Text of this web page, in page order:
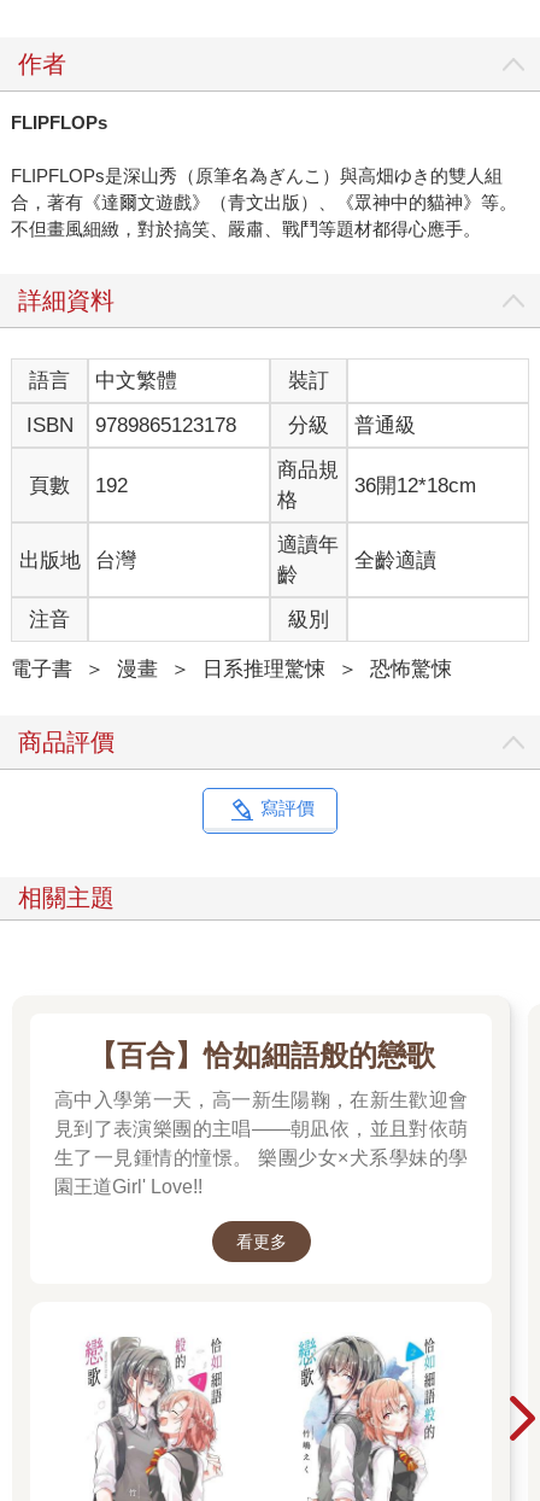
作者
FLIPFLOPs
FLIPFLOPs是深山秀（原筆名為ぎんこ）與高畑ゆき的雙人組
合，著有《達爾文遊戲》（青文出版）、《眾神中的貓神》等。
不但畫風細緻，對於搞笑、嚴肅、戰鬥等題材都得心應手。
詳細資料
語言 中文繁體
裝訂
ISBN
9789865123178 分級 普通級
頁數 192
商品規
格
36開12*18cm
出版地 台灣
適讀年
齡
全齡適讀
注音 級別
電子書 ＞ 漫畫 ＞ 日系推理驚悚 ＞ 恐怖驚悚
商品評價
寫評價
相關主題
【百合】恰如細語般的戀歌
高中入學第一天，高一新生陽鞠，在新生歡迎會
見到了表演樂團的主唱——朝凪依，並且對依萌
生了一見鍾情的憧憬。 樂團少女×犬系學妹的學
園王道Girl' Love!!
看更多